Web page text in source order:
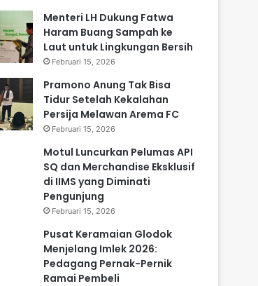
Menteri LH Dukung Fatwa
Haram Buang Sampah ke
Laut untuk Lingkungan Bersih
Februari 15, 2026
Pramono Anung Tak Bisa
Tidur Setelah Kekalahan
Persija Melawan Arema FC
Februari 15, 2026
Motul Luncurkan Pelumas API
SQ dan Merchandise Eksklusif
di IIMS yang Diminati
Pengunjung
Februari 15, 2026
Pusat Keramaian Glodok
Menjelang Imlek 2026:
Pedagang Pernak-Pernik
Ramai Pembeli